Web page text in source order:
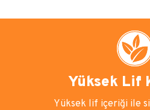
Yüksek Lif
Yüksek lif içeriği ile